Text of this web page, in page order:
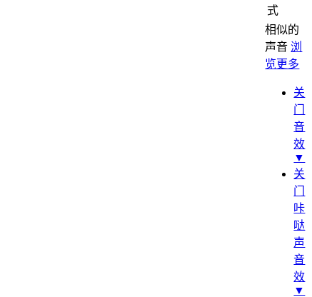
式
相似的
声音 浏
览更多
关
门
音
效
▼
关
门
咔
哒
声
音
效
▼